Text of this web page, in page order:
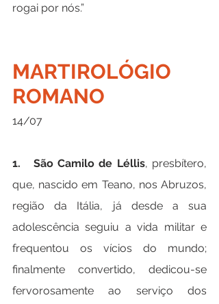
rogai por nós.”
MARTIROLÓGIO
ROMANO
14/07
1.   São Camilo de Léllis, presbítero,
que, nascido em Teano, nos Abruzos,
região da Itália, já desde a sua
adolescência seguiu a vida militar e
frequentou os vícios do mundo;
finalmente convertido, dedicou-se
fervorosamente ao serviço dos